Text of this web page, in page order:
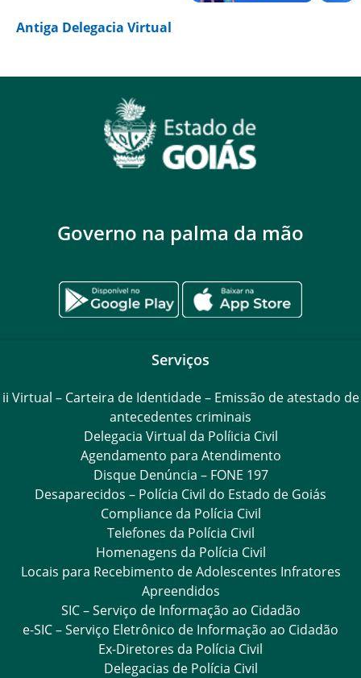
Antiga Delegacia Virtual
Governo na palma da mão
Serviços
ii Virtual – Carteira de Identidade – Emissão de atestado de
antecedentes criminais
Delegacia Virtual da Políicia Civil
Agendamento para Atendimento
Disque Denúncia – FONE 197
Desaparecidos – Polícia Civil do Estado de Goiás
Compliance da Polícia Civil
Telefones da Polícia Civil
Homenagens da Polícia Civil
Locais para Recebimento de Adolescentes Infratores
Apreendidos
SIC – Serviço de Informação ao Cidadão
e-SIC – Serviço Eletrônico de Informação ao Cidadão
Ex-Diretores da Polícia Civil
Delegacias de Polícia Civil